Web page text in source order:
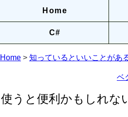
Home
C#
Home > 知っているといいことがあ
ベ
使うと便利かもしれな